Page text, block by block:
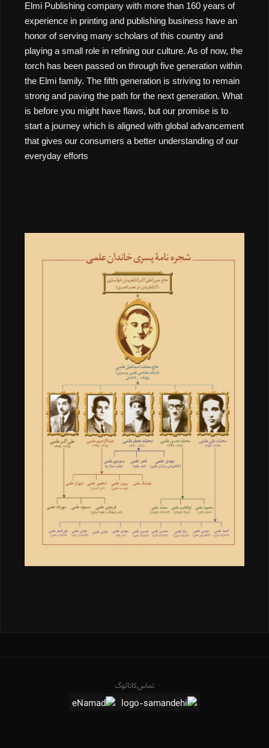
Elmi Publishing company with more than 160 years of
experience in printing and publishing business have an
honor of serving many scholars of this country and
playing a small role in refining our culture. As of now, the
torch has been passed on through five generation within
the Elmi family. The fifth generation is striving to remain
strong and paving the path for the next generation. What
is before you might have flaws, but our promise is to
start a journey which is aligned with global advancement
that gives our consumers a better understanding of our
everyday efforts
تماسکاتالوگ